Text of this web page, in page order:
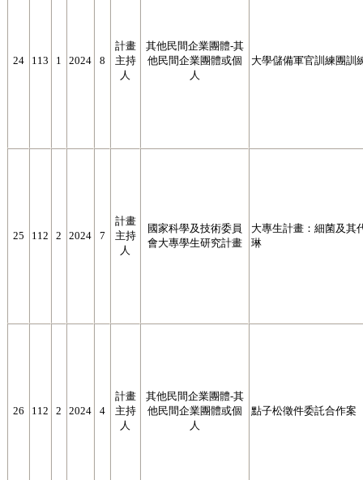
24 113 1 2024 8
計畫
主持
人
其他民間企業團體-其
他民間企業團體或個
人
大學儲備軍官訓練團訓
25 112 2 2024 7
計畫
主持
人
國家科學及技術委員
會大專學生研究計畫
大專生計畫：細菌及其
琳
26 112 2 2024 4
計畫
主持
人
其他民間企業團體-其
他民間企業團體或個
人
點子松徵件委託合作案